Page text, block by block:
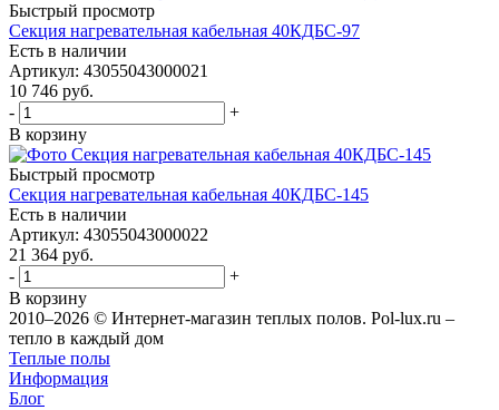
Быстрый просмотр
Секция нагревательная кабельная 40КДБС-97
Есть в наличии
Артикул: 43055043000021
10 746 руб.
-
+
В корзину
Быстрый просмотр
Секция нагревательная кабельная 40КДБС-145
Есть в наличии
Артикул: 43055043000022
21 364 руб.
-
+
В корзину
2010–2026 © Интернет-магазин теплых полов. Pol-lux.ru –
тепло в каждый дом
Теплые полы
Информация
Блог